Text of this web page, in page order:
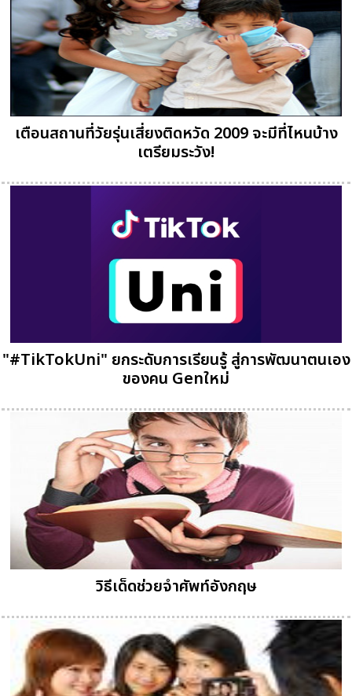
เตือนสถานที่วัยรุ่นเสี่ยงติดหวัด 2009 จะมีที่ไหนบ้าง
เตรียมระวัง!
"#TikTokUni" ยกระดับการเรียนรู้ สู่การพัฒนาตนเอง
ของคน Genใหม่
วิธีเด็ดช่วยจำศัพท์อังกฤษ